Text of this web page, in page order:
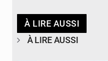
À LIRE AUSSI
À LIRE AUSSI